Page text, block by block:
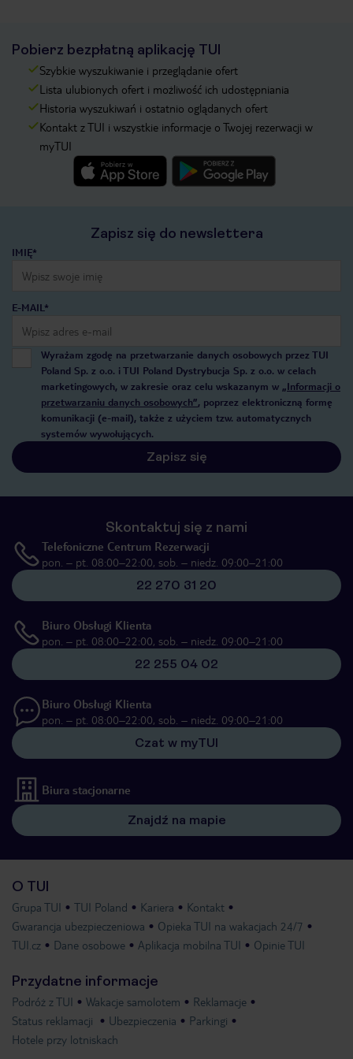
Pobierz bezpłatną aplikację TUI
Szybkie wyszukiwanie i przeglądanie ofert
Lista ulubionych ofert i możliwość ich udostępniania
Historia wyszukiwań i ostatnio oglądanych ofert
Kontakt z TUI i wszystkie informacje o Twojej rezerwacji w
myTUI
Zapisz się do newslettera
IMIĘ*
E-MAIL*
Wyrażam zgodę na przetwarzanie danych osobowych przez TUI
Poland Sp. z o.o. i TUI Poland Dystrybucja Sp. z o.o. w celach
marketingowych, w zakresie oraz celu wskazanym w „Informacji o
przetwarzaniu danych osobowych”, poprzez elektroniczną formę
komunikacji (e-mail), także z użyciem tzw. automatycznych
systemów wywołujących.
Zapisz się
Skontaktuj się z nami
Telefoniczne Centrum Rezerwacji
pon. – pt. 08:00–22:00, sob. – niedz. 09:00–21:00
22 270 31 20
Biuro Obsługi Klienta
pon. – pt. 08:00–22:00, sob. – niedz. 09:00–21:00
22 255 04 02
Biuro Obsługi Klienta
pon. – pt. 08:00–22:00, sob. – niedz. 09:00–21:00
Czat w myTUI
Biura stacjonarne
Znajdź na mapie
O TUI
Grupa TUI TUI Poland Kariera
Kontakt
Gwarancja ubezpieczeniowa
Opieka TUI na wakacjach 24/7
TUI.cz
Dane osobowe Aplikacja mobilna TUI Opinie TUI
Przydatne informacje
Podróż z TUI Wakacje samolotem
Reklamacje
Status reklamacji
Ubezpieczenia
Parkingi
Hotele przy lotniskach